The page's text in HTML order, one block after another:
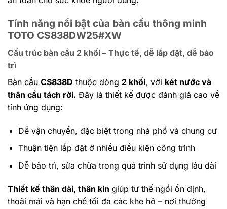
Tính năng nổi bật của bàn cầu thông minh
TOTO CS838DW25#XW
Cấu trúc bàn cầu 2 khối – Thực tế, dễ lắp đặt, dễ bảo
trì
Bàn cầu CS838D thuộc dòng 2 khối, với két nước và
thân cầu tách rời. Đây là thiết kế được đánh giá cao về
tính ứng dụng:
Dễ vận chuyển, đặc biệt trong nhà phố và chung cư
Thuận tiện lắp đặt ở nhiều điều kiện công trình
Dễ bảo trì, sửa chữa trong quá trình sử dụng lâu dài
Thiết kế thân dài, thân kín giúp tư thế ngồi ổn định,
thoải mái và hạn chế tối đa các khe hở – nơi thường